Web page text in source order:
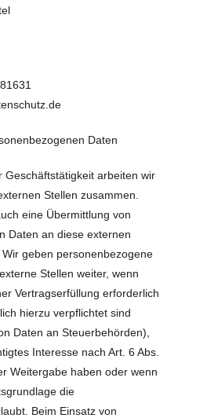
Daten
Geschäftstätigkeit arbeiten wir
Stellen zusammen.
eine Übermittlung von
Daten an diese externen
geben personenbezogene
Stellen weiter, wenn
Vertragserfüllung erforderlich
hierzu verpflichtet sind
Daten an Steuerbehörden),
Interesse nach Art. 6 Abs.
Weitergabe haben oder wenn
die
Beim Einsatz von